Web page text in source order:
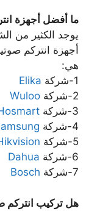
ما أفضل أجهزة
يوجد الكثير من
أجهزة انتركم
هي:
1-شركة
Elika
2-شركة
Wuloo
3-شركة
4-شركة
5-شركة
6-شركة
Dahua
7-شركة
Bosch
هل تركيب انتركم